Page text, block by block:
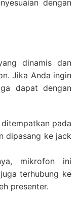
dengan
dinamis dan
Jika Anda ingin
dapat dengan
pada
dipasang ke jack
mikrofon ini
terhubung ke
presenter.